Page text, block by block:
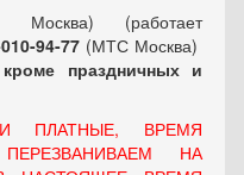
Москва) (работает
94-77 (МТС Москва)
праздничных и
ПЛАТНЫЕ, ВРЕМЯ
НА